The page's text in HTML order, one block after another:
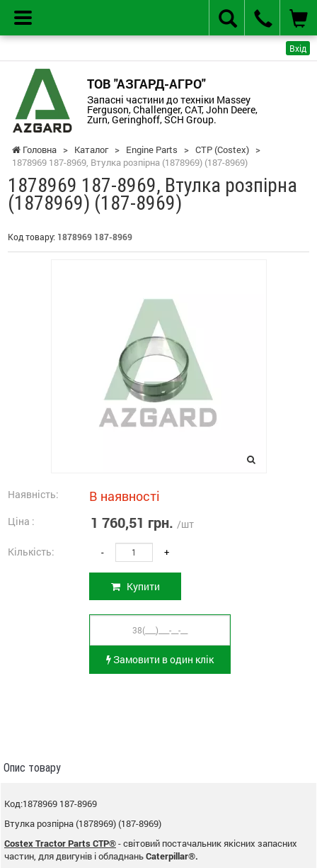
Вхід
ТОВ "АЗГАРД-АГРО"
Запасні частини до техніки Massey
Ferguson, Challenger, CAT, John Deere,
Zurn, Geringhoff, SCH Group.
Головна > Каталог > Engine Parts > CTP (Costex) >
1878969 187-8969, Втулка розпірна (1878969) (187-8969)
1878969 187-8969, Втулка розпірна
(1878969) (187-8969)
Код товару: 1878969 187-8969
Наявність: В наявності
Ціна : 1 760,51 грн. /шт
Кількість: - +
Купити
Замовити в один клік
Опис товару
Код:1878969 187-8969
Втулка розпірна (1878969) (187-8969)
Costex Tractor Parts CTP®- світовий постачальник якісних запасних
частин, для двигунів і обладнаньCaterpillar®.